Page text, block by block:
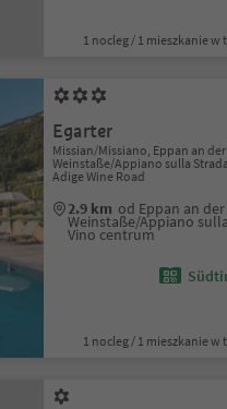
1 nocleg / 1 mieszkanie w
Egarter
Missian/Missiano, Eppan an der
Weinstaße/Appiano sulla
Adige Wine Road
2.9 km od Eppan an der
Weinstaße/Appiano
Vino centrum
1 nocleg / 1 mieszkanie w